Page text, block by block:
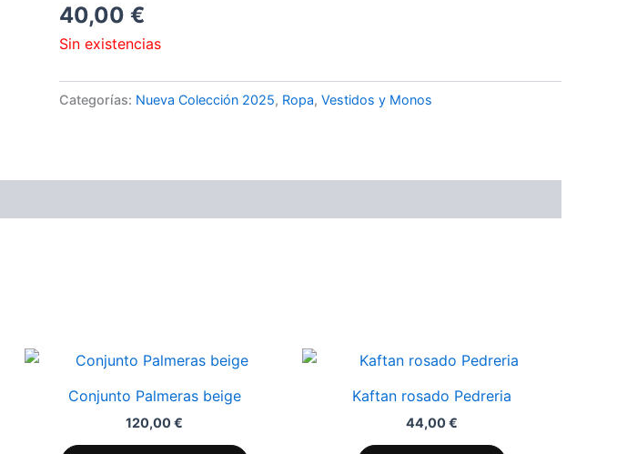
40,00 €
Sin existencias
Categorías: Nueva Colección 2025, Ropa, Vestidos y Monos
Conjunto Palmeras beige
120,00€
Este
Kaftan rosado Pedreria
44,00€